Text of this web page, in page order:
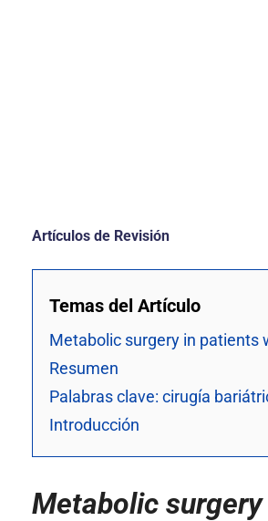
Artículos de Revisión
Temas del Artículo
Metabolic surgery in patients
Resumen
Palabras clave: cirugía
Introducción
Metabolic